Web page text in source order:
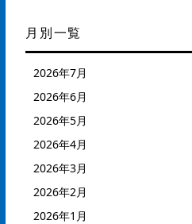
月別一覧
2026年7月
2026年6月
2026年5月
2026年4月
2026年3月
2026年2月
2026年1月